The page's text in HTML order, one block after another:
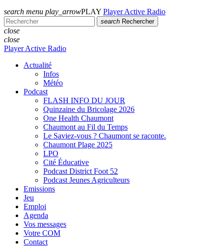
search menu play_arrowPLAY Player Active Radio
search Rechercher
close
close
Player Active Radio
Actualité
Infos
Météo
Podcast
FLASH INFO DU JOUR
Quinzaine du Bricolage 2026
One Health Chaumont
Chaumont au Fil du Temps
Le Saviez-vous ? Chaumont se raconte.
Chaumont Plage 2025
LPO
Cité Éducative
Podcast District Foot 52
Podcast Jeunes Agriculteurs
Emissions
Jeu
Emploi
Agenda
Vos messages
Votre COM
Contact